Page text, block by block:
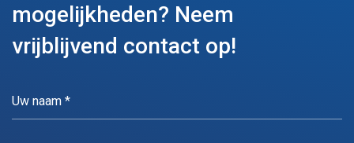
mogelijkheden? Neem
vrijblijvend contact op!